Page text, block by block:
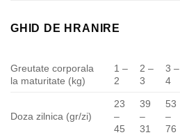
GHID DE HRANIRE
Greutate corporala
la maturitate (kg)
1 –
2
2 –
3
3 –
4
Doza zilnica (gr/zi)
23
–
45
39
–
31
53
–
76